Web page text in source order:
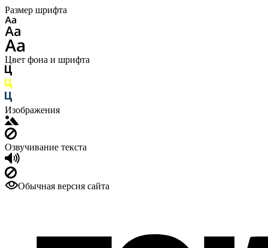
Размер шрифта
Цвет фона и шрифта
Изображения
Озвучивание текста
Обычная версия сайта